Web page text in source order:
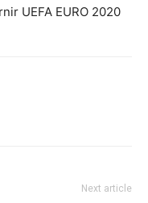
UEFA EURO 2020
Next article